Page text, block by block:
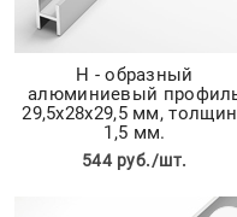
Н - образный
алюминиевый
29,5х28х29,5 мм,
1,5 мм.
544 руб./шт.